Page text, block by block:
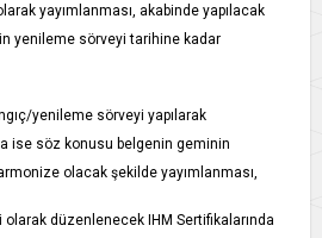
yayımlanması, akabinde yapılacak
yenileme sörveyi tarihine kadar
yenileme sörveyi yapılarak
ise söz konusu belgenin geminin
olacak şekilde yayımlanması,
olarak düzenlenecek IHM Sertifikalarında